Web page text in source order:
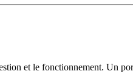
et le fonctionnement. Un